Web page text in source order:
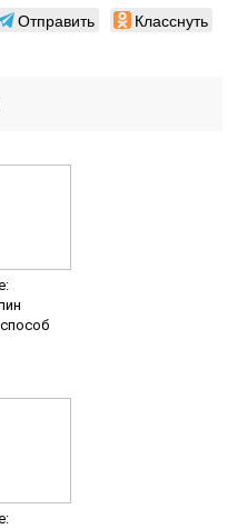
Отправить Класснуть